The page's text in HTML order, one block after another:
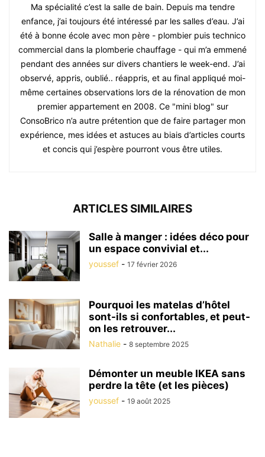
Ma spécialité c’est la salle de bain. Depuis ma tendre
enfance, j’ai toujours été intéressé par les salles d’eau. J’ai
été à bonne école avec mon père - plombier puis technico
commercial dans la plomberie chauffage - qui m’a emmené
pendant des années sur divers chantiers le week-end. J’ai
observé, appris, oublié.. réappris, et au final appliqué moi-
même certaines observations lors de la rénovation de mon
premier appartement en 2008. Ce "mini blog" sur
ConsoBrico n’a autre prétention que de faire partager mon
expérience, mes idées et astuces au biais d’articles courts
et concis qui j’espère pourront vous être utiles.
ARTICLES SIMILAIRES
Salle à manger : idées déco pour
un espace convivial et...
youssef - 17 février 2026
Pourquoi les matelas d’hôtel
sont-ils si confortables, et peut-
on les retrouver...
Nathalie - 8 septembre 2025
Démonter un meuble IKEA sans
perdre la tête (et les pièces)
youssef - 19 août 2025